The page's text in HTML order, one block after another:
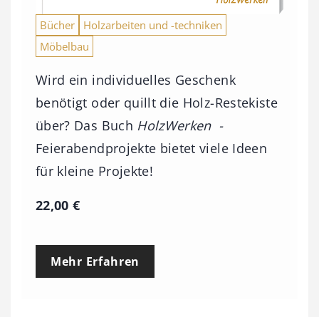
Bücher
Holzarbeiten und -techniken
Möbelbau
Wird ein individuelles Geschenk
benötigt oder quillt die Holz-Restekiste
über? Das Buch HolzWerken -
Feierabendprojekte bietet viele Ideen
für kleine Projekte!
22,00€
Mehr Erfahren